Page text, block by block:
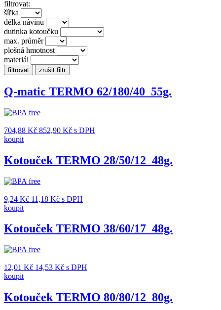
filtrovat:
šířka
délka návinu
dutinka kotoučku
max. průměr
plošná hmotnost
materiál
Q-matic TERMO 62/180/40_55g.
704,88 Kč 852,90 Kč s DPH
koupit
Kotouček TERMO 28/50/12_48g.
9,24 Kč 11,18 Kč s DPH
koupit
Kotouček TERMO 38/60/17_48g.
12,01 Kč 14,53 Kč s DPH
koupit
Kotouček TERMO 80/80/12_80g.